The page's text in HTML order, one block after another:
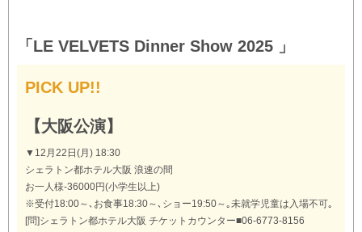
「LE VELVETS Dinner Show 2025 」
PICK UP!!
【大阪公演】
▼12月22日(月) 18:30
シェラトン都ホテル大阪 浪速の間
お一人様-36000円(小学生以上)
※受付18:00～､お食事18:30～､ショー19:50～｡未就学児童は入場不可｡
[問]シェラトン都ホテル大阪 チケットカウンター■06-6773-8156